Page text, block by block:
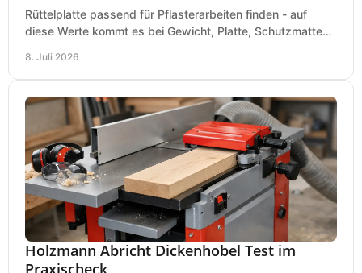
Rüttelplatte passend für Pflasterarbeiten finden - auf
diese Werte kommt es bei Gewicht, Platte, Schutzmatte
8. Juli 2026
Holzmann Abricht Dickenhobel Test im
Praxischeck